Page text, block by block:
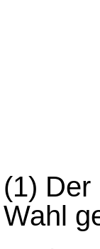
(1) Der
Wahl